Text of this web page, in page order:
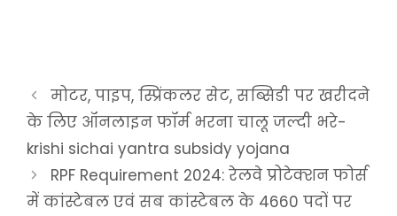
मोटर, पाइप, स्प्रिंकलर सेट, सब्सिडी पर खरीदने
के लिए ऑनलाइन फॉर्म भरना चालू जल्दी भरे-
krishi sichai yantra subsidy yojana
RPF Requirement 2024: रेलवे प्रोटेक्शन फोर्स
में कांस्टेबल एवं सब कांस्टेबल के 4660 पदों पर